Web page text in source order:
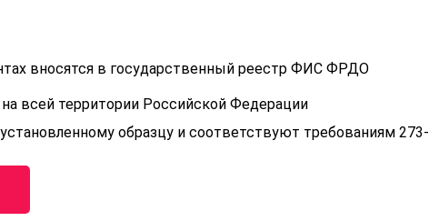
вносятся в государственный реестр ФИС ФРДО
всей территории Российской Федерации
образцу и соответствуют требованиям 273-